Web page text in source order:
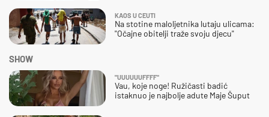
KAOS U CEUTI
Na stotine maloljetnika lutaju ulicama:
"Očajne obitelji traže svoju djecu"
SHOW
"UUUUUUFFFF"
Vau, koje noge! Ružičasti badić
istaknuo je najbolje adute Maje Šuput